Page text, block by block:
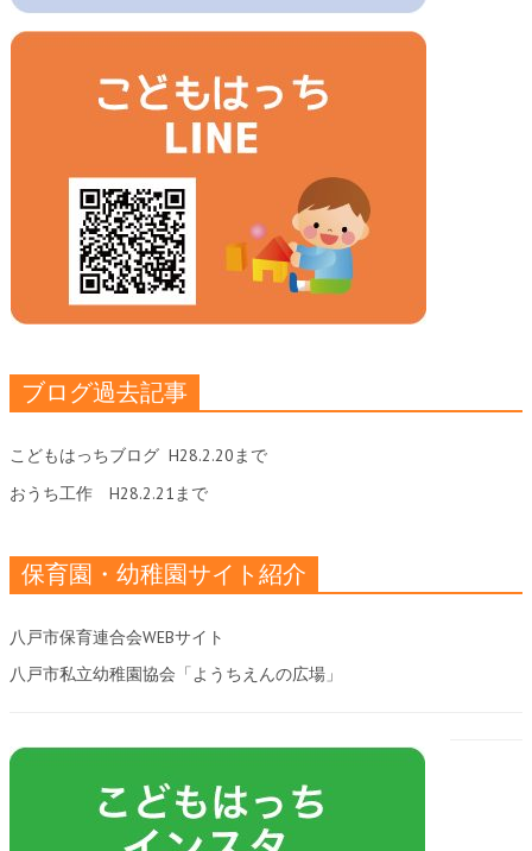
ブログ過去記事
こどもはっちブログ H28.2.20まで
おうち工作 H28.2.21まで
保育園・幼稚園サイト紹介
八戸市保育連合会WEBサイト
八戸市私立幼稚園協会「ようちえんの広場」